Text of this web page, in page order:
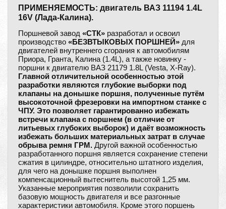
ПРИМЕНЯЕМОСТЬ: двигатель ВАЗ 11194 1.4L
16V (Лада-Калина).
Поршневой завод «СТК» разработал и освоил
производство «БЕЗВТЫКОВЫХ ПОРШНЕЙ» для
двигателей внутреннего сгорания к автомобилям
Приора, Гранта, Калина (1.4L), а также новинку -
поршни к двигателю ВАЗ 21179 1.8L (Vesta, X-Ray).
Главной отличительной особенностью этой
разработки являются глубокие выборки под
клапаны на донышке поршня, полученные путём
высокоточной фрезеровки на импортном станке с
ЧПУ. Это позволяет гарантированно избежать
встречи клапана с поршнем (в отличие от
литьевых глубоких выборок) и даёт возможность
избежать больших материальных затрат в случае
обрыва ремня ГРМ. Другой важной особенностью
разработанного поршня является сохранение степени
сжатия в цилиндре, относительно штатного изделия,
для чего на донышке поршня выполнен
компенсационный вытеснитель высотой 1,25 мм.
Указанные мероприятия позволили сохранить
базовую мощность двигателя и все разгонные
характеристики автомобиля. Кроме этого поршень